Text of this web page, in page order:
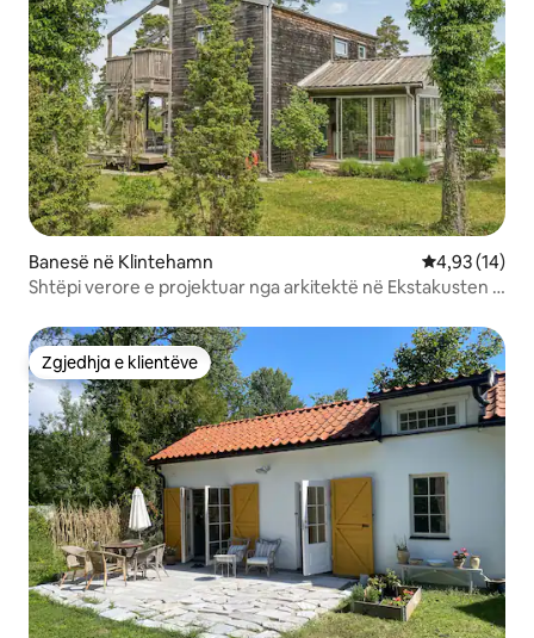
Banesë në Klintehamn Vlerësimi
4,93 (14)
Shtëpi verore e projektuar nga arkitektë në Ekstakusten •
Zgjedhja e klientëve
Zgjedhja e klientëve